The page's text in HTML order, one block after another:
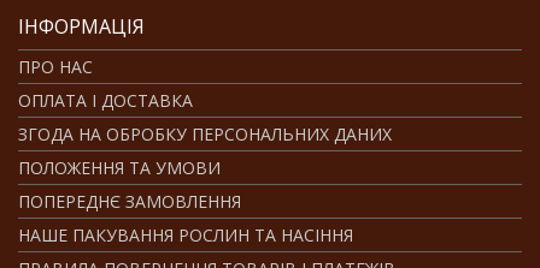
ІНФОРМАЦІЯ
ПРО НАС
ОПЛАТА І ДОСТАВКА
ЗГОДА НА ОБРОБКУ ПЕРСОНАЛЬНИХ ДАНИХ
ПОЛОЖЕННЯ ТА УМОВИ
ПОПЕРЕДНЄ ЗАМОВЛЕННЯ
НАШЕ ПАКУВАННЯ РОСЛИН ТА НАСІННЯ